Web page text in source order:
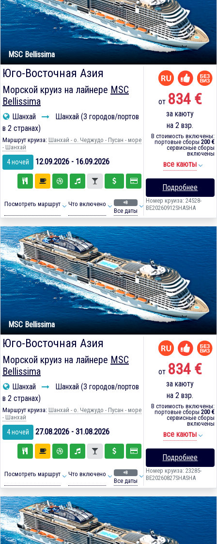
MSC Bellissima
Юго-Восточная Азия
Морской круиз на лайнере MSC
Bellissima
Шанхай
Шанхай (3 городов/портов
в 2 странах)
Маршрут круиза: Шанхай - о. Чеджудо - Пусан - море
- Шанхай
4 ночей 12.09.2026 - 16.09.2026
Посмотреть маршрут Что включено +8
Все даты
от 834 €
за каюту
на 2 взр.
В стоимость включены:
портовые сборы 200 €
сервисные сборы
включены
все каюты
Подробнее
Номер круиза: 24528-
BE20260912SHASHA
MSC Bellissima
Юго-Восточная Азия
Морской круиз на лайнере MSC
Bellissima
Шанхай
Шанхай (3 городов/портов
в 2 странах)
Маршрут круиза: Шанхай - о. Чеджудо - Пусан - море
- Шанхай
4 ночей 27.08.2026 - 31.08.2026
Посмотреть маршрут Что включено +8
Все даты
от 834 €
за каюту
на 2 взр.
В стоимость включены:
портовые сборы 200 €
сервисные сборы
включены
все каюты
Подробнее
Номер круиза: 23285-
BE20260827SHASHA